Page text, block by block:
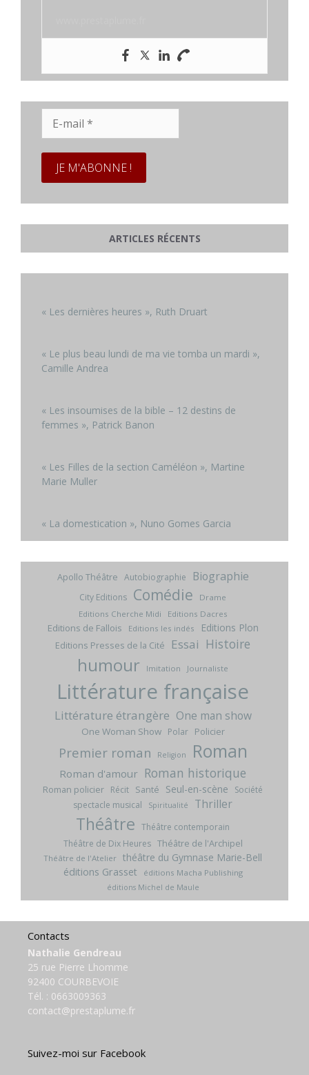
mail
ARTICLES RÉCENTS
« Les dernières heures », Ruth Druart
« Le plus beau lundi de ma vie tomba un mardi »,
Camille Andrea
« Les insoumises de la bible – 12 destins de
femmes », Patrick Banon
« Les Filles de la section Caméléon », Martine
Marie Muller
« La domestication », Nuno Gomes Garcia
Apollo Théâtre Autobiographie Biographie
City Editions Comédie
Drame
Editions Cherche Midi
Editions Dacres
Editions de Fallois Editions les indés Editions Plon
Editions Presses de la Cité Essai Histoire
humour Imitation Journaliste
Littérature française
Littérature étrangère One man show
One Woman Show Polar Policier
Premier roman Religion Roman
Roman d'amour Roman historique
Roman policier Récit Santé Seul-en-scène
Société
spectacle musical
Spiritualité Thriller
Théâtre Théâtre contemporain
Théâtre de Dix Heures Théâtre de l'Archipel
Théâtre de l'Atelier théâtre du Gymnase Marie-Bell
éditions Grasset
éditions Macha Publishing
éditions Michel de Maule
Contacts
Nathalie Gendreau
25 rue Pierre Lhomme
92400 COURBEVOIE
Tél. : 0663009363
contact@prestaplume.fr
Suivez-moi sur Facebook